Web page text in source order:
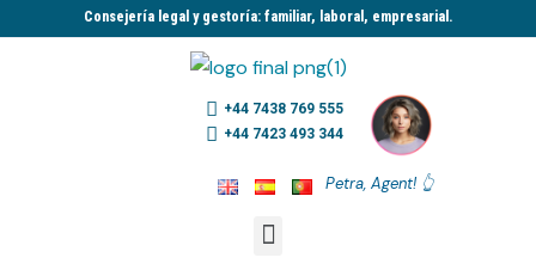
Consejería legal y gestoría: familiar, laboral, empresarial.​
+44 7438 769 555
+44 7423 493 344
Petra, Agent! 👆